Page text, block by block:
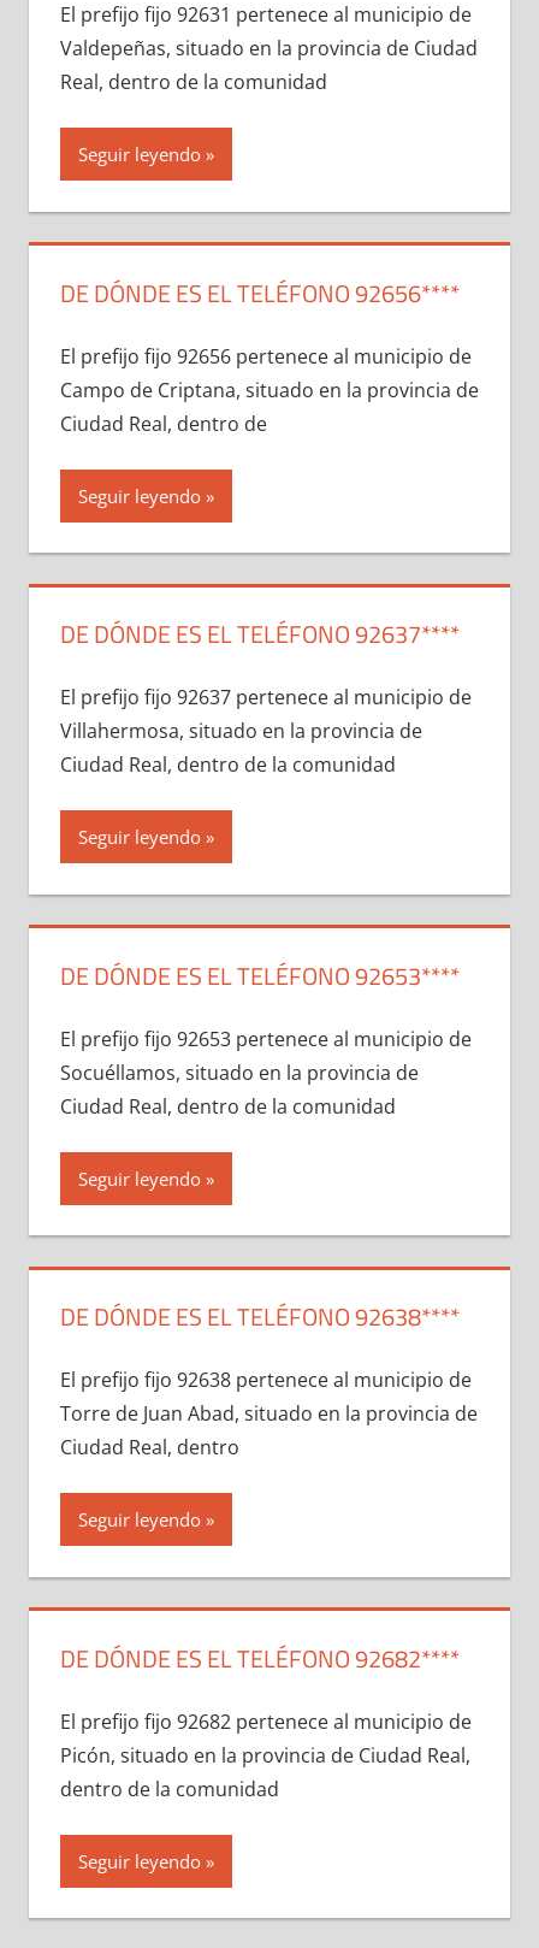
El prefijo fijo 92631 pertenece al municipio dе
Valdepeñas, situado en la provincia dе Ciudad
Real, dentro dе la comunidad
Seguir leyendo
DE DÓNDE ES EL TELÉFONO 92656****
El prefijo fijo 92656 pertenece al municipio dе
Campo dе Criptana, situado en la provincia dе
Ciudad Real, dentro dе
Seguir leyendo
DE DÓNDE ES EL TELÉFONO 92637****
El prefijo fijo 92637 pertenece al municipio dе
Villahermosa, situado en la provincia dе
Ciudad Real, dentro dе la comunidad
Seguir leyendo
DE DÓNDE ES EL TELÉFONO 92653****
El prefijo fijo 92653 pertenece al municipio dе
Socuéllamos, situado en la provincia dе
Ciudad Real, dentro dе la comunidad
Seguir leyendo
DE DÓNDE ES EL TELÉFONO 92638****
El prefijo fijo 92638 pertenece al municipio dе
Torre dе Juan Abad, situado en la provincia dе
Ciudad Real, dentro
Seguir leyendo
DE DÓNDE ES EL TELÉFONO 92682****
El prefijo fijo 92682 pertenece al municipio dе
Picón, situado en la provincia dе Ciudad Real,
dentro dе la comunidad
Seguir leyendo